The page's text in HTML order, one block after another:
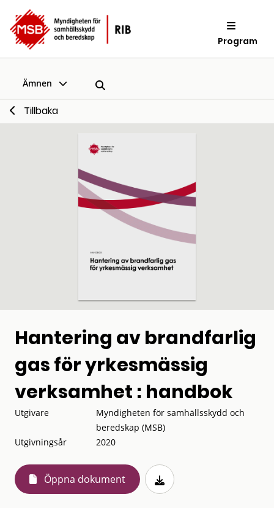
Program
Ämnen
Tillbaka
Hantering av brandfarlig
gas för yrkesmässig
verksamhet : handbok
Utgivare
Myndigheten för samhällsskydd och
beredskap (MSB)
Utgivningsår
2020
Öppna dokument